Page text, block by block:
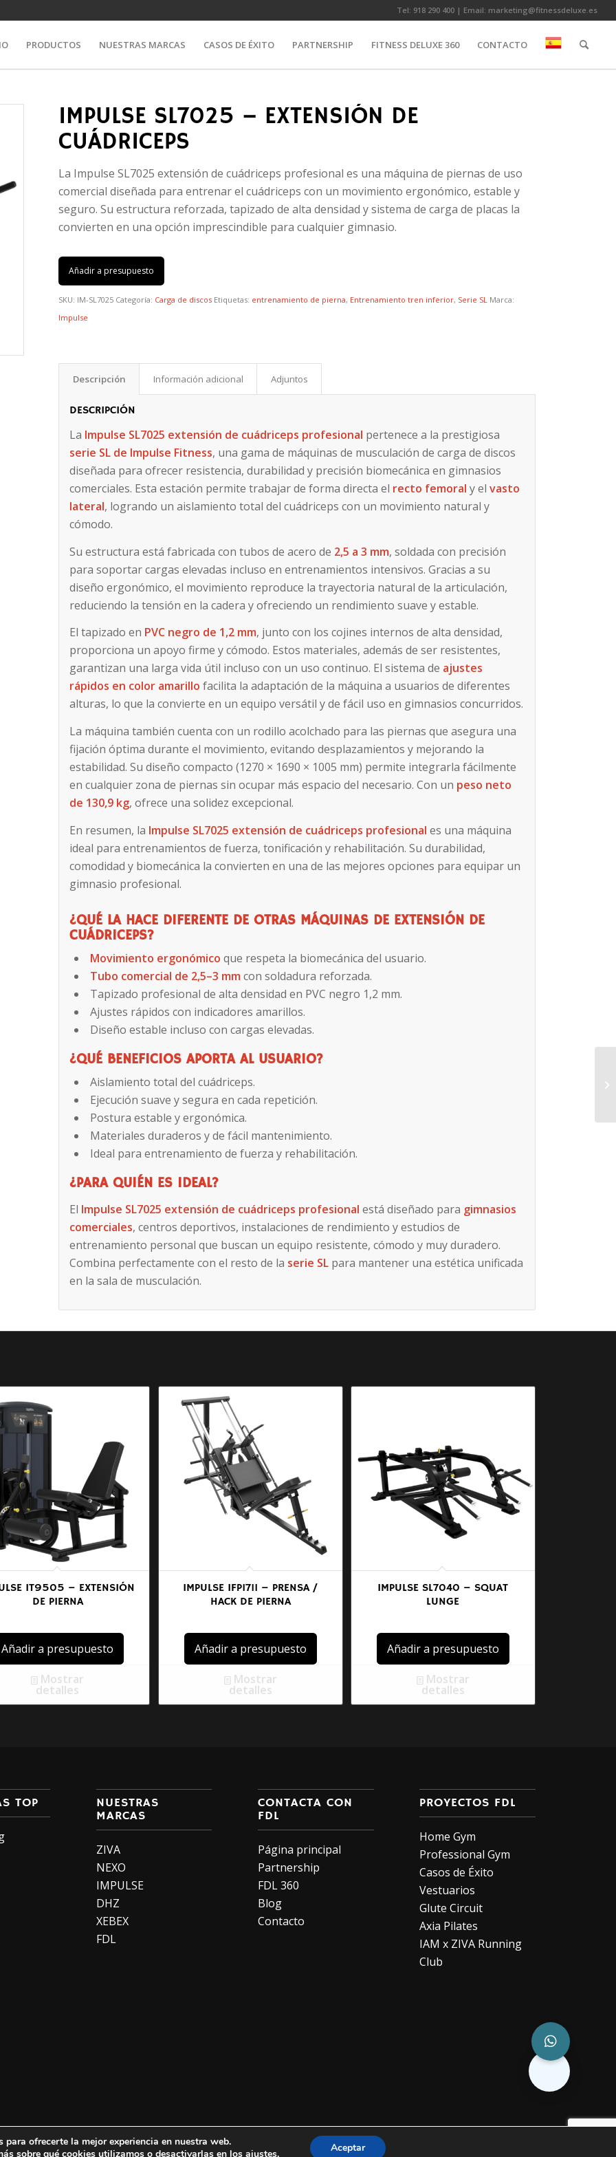
Tel: 918 290 400 | Email: marketing@fitnessdeluxe.es
PRODUCTOS NUESTRAS MARCAS CASOS DE ÉXITO PARTNERSHIP FITNESS DELUXE 360 CONTACTO
IMPULSE SL7025 – EXTENSIÓN DE
CUÁDRICEPS
La Impulse SL7025 extensión de cuádriceps profesional es una máquina de piernas de uso
comercial diseñada para entrenar el cuádriceps con un movimiento ergonómico, estable y
seguro. Su estructura reforzada, tapizado de alta densidad y sistema de carga de placas la
convierten en una opción imprescindible para cualquier gimnasio.
Añadir a presupuesto
SKU: IM-SL7025 Categoría: Carga de discos Etiquetas: entrenamiento de pierna, Entrenamiento tren inferior, Serie SL Marca:
Impulse
Descripción Información adicional Adjuntos
DESCRIPCIÓN
La Impulse SL7025 extensión de cuádriceps profesional pertenece a la prestigiosa
serie SL de Impulse Fitness, una gama de máquinas de musculación de carga de discos
diseñada para ofrecer resistencia, durabilidad y precisión biomecánica en gimnasios
comerciales. Esta estación permite trabajar de forma directa el recto femoral y elvasto
lateral, logrando un aislamiento total del cuádriceps con un movimiento natural y
cómodo.
Su estructura está fabricada con tubos de acero de 2,5 a 3 mm, soldada con precisión
para soportar cargas elevadas incluso en entrenamientos intensivos. Gracias a su
diseño ergonómico, el movimiento reproduce la trayectoria natural de la articulación,
reduciendo la tensión en la cadera y ofreciendo un rendimiento suave y estable.
El tapizado en PVC negro de 1,2 mm, junto con los cojines internos de alta densidad,
proporciona un apoyo firme y cómodo. Estos materiales, además de ser resistentes,
garantizan una larga vida útil incluso con un uso continuo. El sistema de ajustes
rápidos en color amarillo facilita la adaptación de la máquina a usuarios de diferentes
alturas, lo que la convierte en un equipo versátil y de fácil uso en gimnasios concurridos.
La máquina también cuenta con un rodillo acolchado para las piernas que asegura una
fijación óptima durante el movimiento, evitando desplazamientos y mejorando la
estabilidad. Su diseño compacto (1270 × 1690 × 1005 mm) permite integrarla fácilmente
en cualquier zona de piernas sin ocupar más espacio del necesario. Con un peso neto
de 130,9 kg, ofrece una solidez excepcional.
En resumen, la Impulse SL7025 extensión de cuádriceps profesional es una máquina
ideal para entrenamientos de fuerza, tonificación y rehabilitación. Su durabilidad,
comodidad y biomecánica la convierten en una de las mejores opciones para equipar un
gimnasio profesional.
¿QUÉ LA HACE DIFERENTE DE OTRAS MÁQUINAS DE EXTENSIÓN DE
CUÁDRICEPS?
Movimiento ergonómico que respeta la biomecánica del usuario.
Tubo comercial de 2,5–3 mm con soldadura reforzada.
Tapizado profesional de alta densidad en PVC negro 1,2 mm.
Ajustes rápidos con indicadores amarillos.
Diseño estable incluso con cargas elevadas.
¿QUÉ BENEFICIOS APORTA AL USUARIO?
Aislamiento total del cuádriceps.
Ejecución suave y segura en cada repetición.
Postura estable y ergonómica.
Materiales duraderos y de fácil mantenimiento.
Ideal para entrenamiento de fuerza y rehabilitación.
¿PARA QUIÉN ES IDEAL?
El Impulse SL7025 extensión de cuádriceps profesional está diseñado para gimnasios
comerciales, centros deportivos, instalaciones de rendimiento y estudios de
entrenamiento personal que buscan un equipo resistente, cómodo y muy duradero.
Combina perfectamente con el resto de la serie SL para mantener una estética unificada
en la sala de musculación.
IT9505 – EXTENSIÓN
DE PIERNA
Añadir a presupuesto
Mostrar
detalles
IMPULSE IFP1711 – PRENSA /
HACK DE PIERNA
Añadir a presupuesto
Mostrar
detalles
IMPULSE SL7040 – SQUAT
LUNGE
Añadir a presupuesto
Mostrar
detalles
TOP
NUESTRAS
MARCAS
ZIVA
NEXO
IMPULSE
DHZ
XEBEX
FDL
CONTACTA CON
FDL
Página principal
Partnership
FDL 360
Blog
Contacto
PROYECTOS FDL
Home Gym
Professional Gym
Casos de Éxito
Vestuarios
Glute Circuit
Axia Pilates
IAM x ZIVA Running
Club
.
para ofrecerte la mejor experiencia en nuestra web.
sobre qué cookies utilizamos o desactivarlas en losajustes. Aceptar